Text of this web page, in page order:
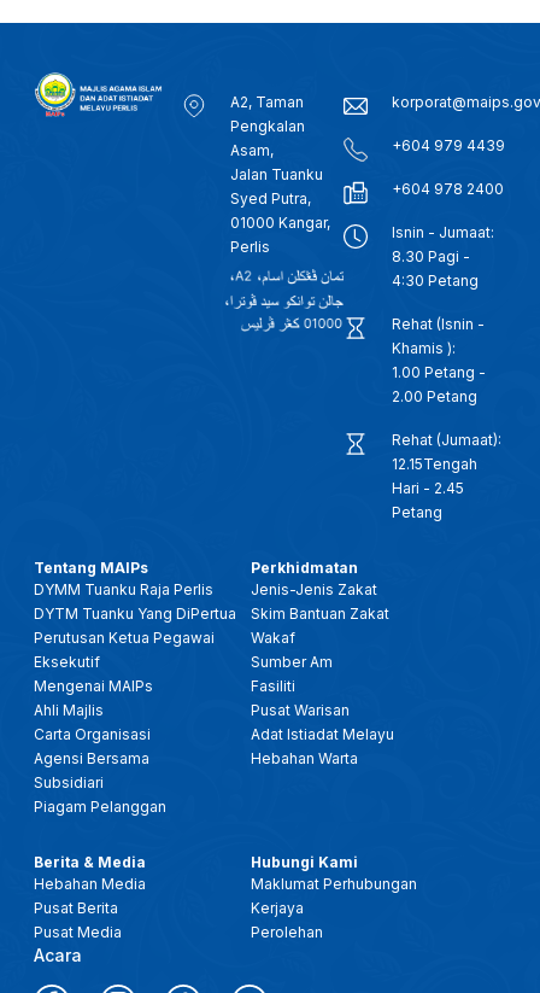
A2, Taman
Pengkalan
Asam,
Jalan Tuanku
Syed Putra,
01000 Kangar,
Perlis
+604 979 4439
+604 978 2400
Isnin - Jumaat:
8.30 Pagi -
4:30 Petang
Rehat (Isnin -
Khamis ):
1.00 Petang -
2.00 Petang
Rehat (Jumaat):
12.15Tengah
Hari - 2.45
Petang
Tentang MAIPs
DYMM Tuanku Raja Perlis
DYTM Tuanku Yang DiPertua
Perutusan Ketua Pegawai
Eksekutif
Mengenai MAIPs
Ahli Majlis
Carta Organisasi
Agensi Bersama
Subsidiari
Piagam Pelanggan
Perkhidmatan
Jenis-Jenis Zakat
Skim Bantuan Zakat
Wakaf
Sumber Am
Fasiliti
Pusat Warisan
Adat Istiadat Melayu
Hebahan Warta
Berita & Media
Hebahan Media
Pusat Berita
Pusat Media
Acara
Hubungi Kami
Maklumat Perhubungan
Kerjaya
Perolehan